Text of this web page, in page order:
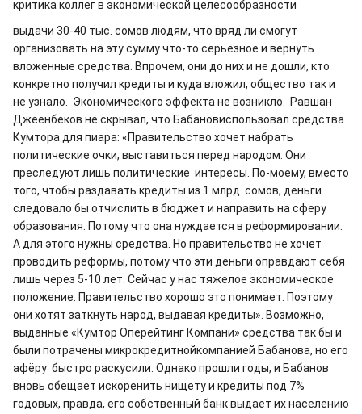
критика коллег в экономической целесообразности
выдачи 30-40 тыс. сомов людям, что вряд ли смогут
организовать на эту сумму что-то серьёзное и вернуть
вложенные средства. Впрочем, они до них и не дошли, кто
конкретно получил кредиты и куда вложил, общество так и
не узнало. Экономического эффекта не возникло. Равшан
Джеенбеков не скрывал, что Бабановиспользовал средства
Кумтора для пиара: «Правительство хочет набрать
политические очки, выставиться перед народом. Они
преследуют лишь политические интересы. По-моему, вместо
того, чтобы раздавать кредиты из 1 млрд. сомов, деньги
следовало бы отчислить в бюджет и направить на сферу
образования. Потому что она нуждается в реформировании.
А для этого нужны средства. Но правительство не хочет
проводить реформы, потому что эти деньги оправдают себя
лишь через 5-10 лет. Сейчас у нас тяжелое экономическое
положение. Правительство хорошо это понимает. Поэтому
они хотят заткнуть народ, выдавая кредиты». Возможно,
выданные «Кумтор Оперейтинг Компани» средства так бы и
были потрачены микрокредитнойкомпанией Бабанова, но его
афёру быстро раскусили. Однако прошли годы, и Бабанов
вновь обещает искоренить нищету и кредиты под 7%
годовых, правда, его собственный банк выдаёт их населению